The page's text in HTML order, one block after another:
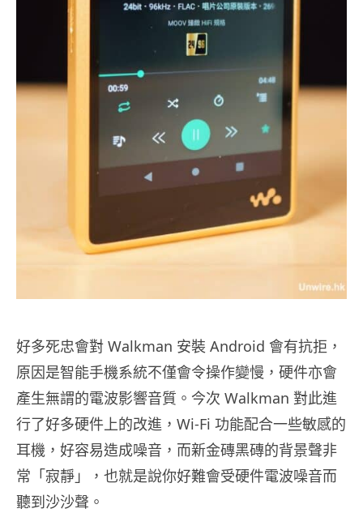
好多死忠會對 Walkman 安裝 Android 會有抗拒，
原因是智能手機系統不僅會令操作變慢，硬件亦會
產生無謂的電波影響音質。今次 Walkman 對此進
行了好多硬件上的改進，Wi-Fi 功能配合一些敏感的
耳機，好容易造成噪音，而新金磚黑磚的背景聲非
常「寂靜」，也就是說你好難會受硬件電波噪音而
聽到沙沙聲。